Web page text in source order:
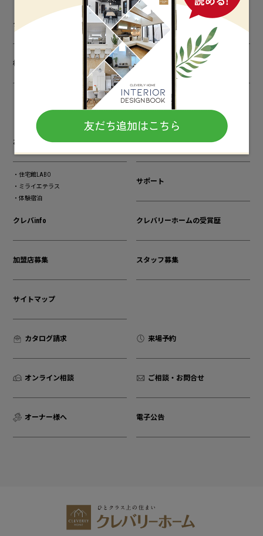
クレバリーホームとは？ 商品ラインアップ
構造・技術 建築実例
お近くの店舗 ハウジングスクエア
住宅館LABO
ミライエテラス
体験宿泊
サポート
クレバinfo クレバリーホームの受賞歴
加盟店募集 スタッフ募集
サイトマップ
カタログ請求 来場予約
オンライン相談 ご相談・お問合せ
オーナー様へ 電子公告